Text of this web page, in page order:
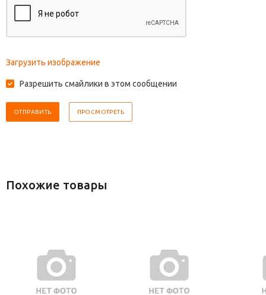
Загрузить изображение
Разрешить смайлики в этом сообщении
Похожие товары